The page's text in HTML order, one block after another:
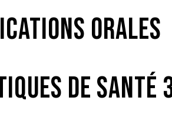
ORALES
DE SANTÉ